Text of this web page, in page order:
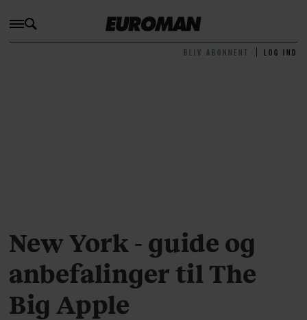
BLIV ABONNENT LOG IND
New York - guide og
anbefalinger til The
Big Apple